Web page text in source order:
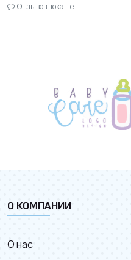
Отзывов пока нет
О КОМПАНИИ
О нас